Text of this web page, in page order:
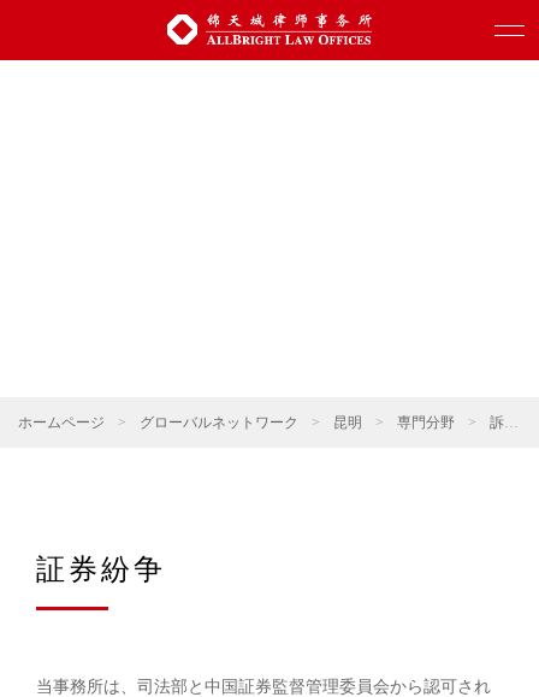
ホームページ > グローバルネットワーク > 昆明 > 専門分野 > 訴訟・仲裁
証券紛争
当事務所は、司法部と中国証券監督管理委員会から認可され